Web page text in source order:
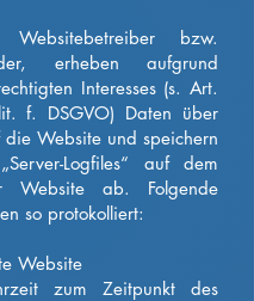
bzw.
erheben aufgrund
Interesses (s. Art.
f. DSGVO) Daten über
Website und speichern
Logfiles“ auf dem
Website ab. Folgende
so protokolliert:
Website
zum Zeitpunkt des